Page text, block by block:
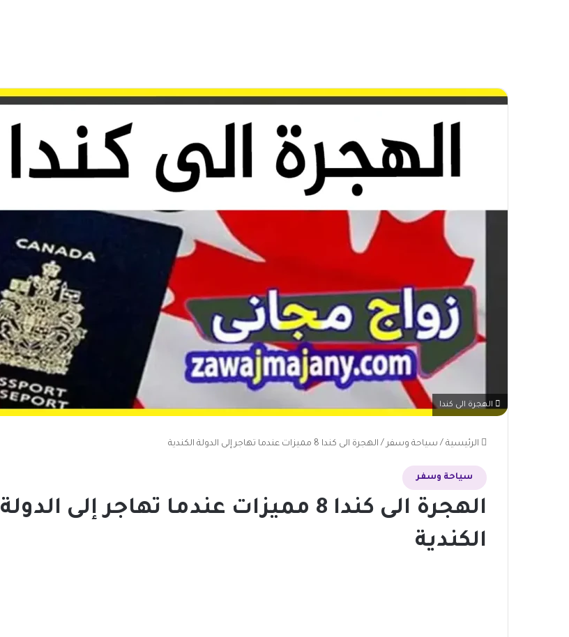
الهجرة الى كندا
الرئيسية / سياحة وسفر / الهجرة الى كندا 8 مميزات عندما تهاجر إلى الدولة الكندية
سياحة وسفر
الهجرة الى كندا 8 مميزات عندما تهاجر إلى الدولة
الكندية